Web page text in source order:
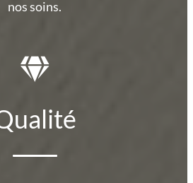
nos soins.